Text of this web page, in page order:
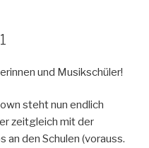
und Musikschüler!
steht nun endlich
zeitgleich mit der
den Schulen (vorauss.